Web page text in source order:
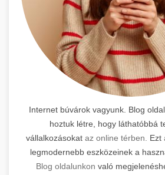
Internet búvárok vagyunk. Blog
hoztuk létre, hogy láthatóbbá
vállalkozásokat az online térben. Ezt
legmodernebb eszközeinek a
Blog oldalunkon való